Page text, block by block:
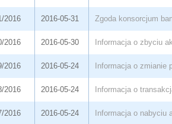
2016 2016-05-31 Zgoda konsorcjum
2016 2016-05-30 Informacja o zbyciu
2016 2016-05-24 Informacja o zmianie
2016 2016-05-24 Informacja o
2016 2016-05-24 Informacja o nabyciu